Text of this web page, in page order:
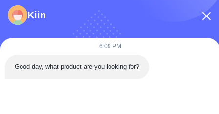
Kiin
6:09 PM
Good day, what product are you looking for?